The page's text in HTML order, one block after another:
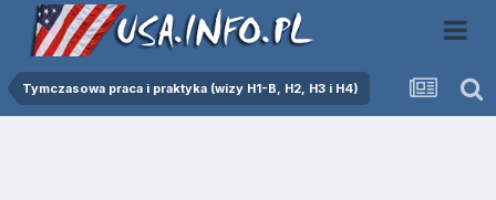
Tymczasowa praca i praktyka (wizy H1-B, H2, H3 i H4)